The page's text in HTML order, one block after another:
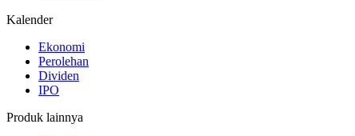
Kalender
Ekonomi
Perolehan
Dividen
IPO
Produk lainnya